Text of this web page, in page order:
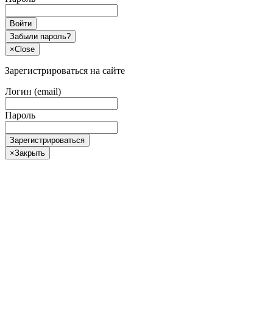
Войти
Забыли пароль?
×Close
Зарегистрироваться на сайте
Логин (email)
Пароль
Зарегистрироваться
×Закрыть